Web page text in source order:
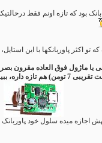
بود که تازه اونم فقط
یا ماژول فوق العاده مقرون